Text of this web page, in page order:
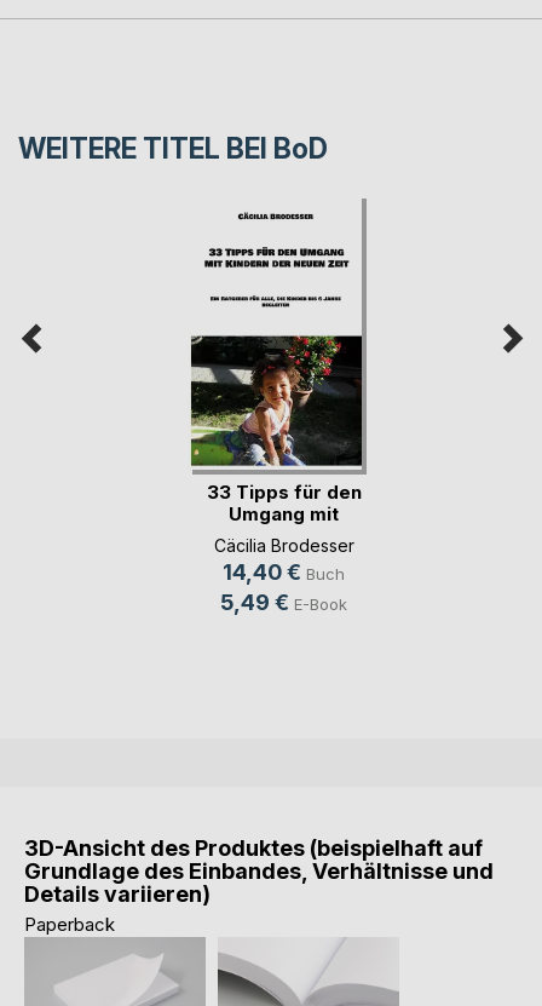
WEITERE TITEL BEI BoD
33 Tipps für den
Umgang mit
Kinder(...)
Cäcilia Brodesser
14,40 € Buch
5,49 € E-Book
3D-Ansicht des Produktes (beispielhaft auf
Grundlage des Einbandes, Verhältnisse und
Details variieren)
Paperback